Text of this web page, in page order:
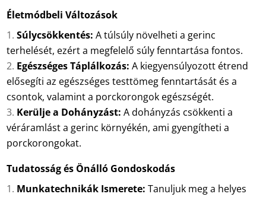
Életmódbeli Változások
Súlycsökkentés: A túlsúly növelheti a gerinc
terhelését, ezért a megfelelő súly fenntartása fontos.
Egészséges Táplálkozás: A kiegyensúlyozott étrend
elősegíti az egészséges testtömeg fenntartását és a
csontok, valamint a porckorongok egészségét.
Kerülje a Dohányzást: A dohányzás csökkenti a
véráramlást a gerinc környékén, ami gyengítheti a
porckorongokat.
Tudatosság és Önálló Gondoskodás
Munkatechnikák Ismerete: Tanuljuk meg a helyes